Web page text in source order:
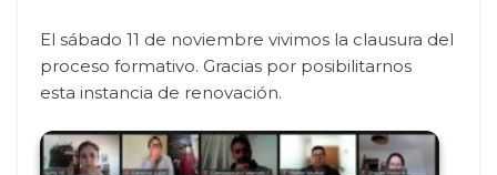
El sábado 11 de noviembre vivimos la clausura del
proceso formativo. Gracias por posibilitarnos
esta instancia de renovación.